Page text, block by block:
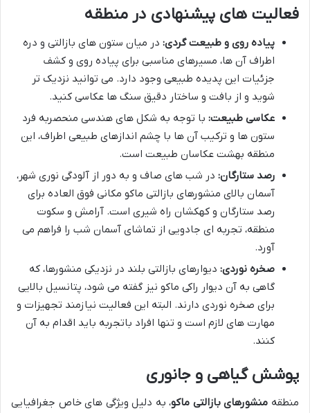
فعالیت های پیشنهادی در منطقه
پیاده روی و طبیعت گردی: در میان ستون های بازالتی و دره
اطراف آن ها، مسیرهای مناسبی برای پیاده روی و کشف
جزئیات این پدیده طبیعی وجود دارد. می توانید نزدیک تر
شوید و از بافت و ساختار دقیق سنگ ها عکاسی کنید.
عکاسی طبیعت: با توجه به شکل های هندسی منحصربه فرد
ستون ها و ترکیب آن ها با چشم اندازهای طبیعی اطراف، این
منطقه بهشت عکاسان طبیعت است.
رصد ستارگان: در شب های صاف و به دور از آلودگی نوری شهر،
آسمان بالای منشورهای بازالتی ماکو مکانی فوق العاده برای
رصد ستارگان و کهکشان راه شیری است. آرامش و سکوت
منطقه، تجربه ای جادویی از تماشای آسمان شب را فراهم می
آورد.
صخره نوردی: دیوارهای بازالتی بلند در نزدیکی منشورها، که
گاهی به آن دیوار راکی ماکو نیز گفته می شود، پتانسیل بالایی
برای صخره نوردی دارند. البته این فعالیت نیازمند تجهیزات و
مهارت های لازم است و تنها افراد باتجربه باید اقدام به آن
کنند.
پوشش گیاهی و جانوری
منطقه منشورهای بازالتی ماکو، به دلیل ویژگی های خاص جغرافیایی